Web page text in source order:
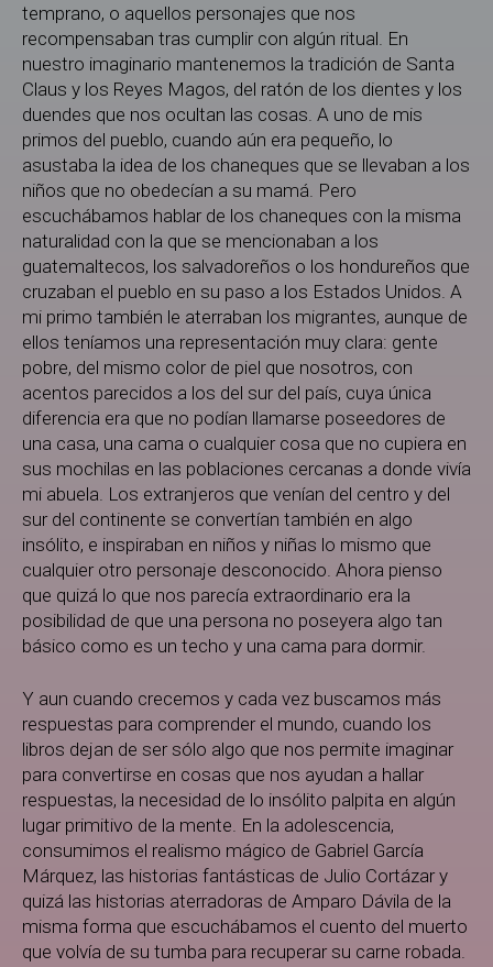
temprano, o aquellos personajes que nos
recompensaban tras cumplir con algún ritual. En
nuestro imaginario mantenemos la tradición de Santa
Claus y los Reyes Magos, del ratón de los dientes y los
duendes que nos ocultan las cosas. A uno de mis
primos del pueblo, cuando aún era pequeño, lo
asustaba la idea de los chaneques que se llevaban a los
niños que no obedecían a su mamá. Pero
escuchábamos hablar de los chaneques con la misma
naturalidad con la que se mencionaban a los
guatemaltecos, los salvadoreños o los hondureños que
cruzaban el pueblo en su paso a los Estados Unidos. A
mi primo también le aterraban los migrantes, aunque de
ellos teníamos una representación muy clara: gente
pobre, del mismo color de piel que nosotros, con
acentos parecidos a los del sur del país, cuya única
diferencia era que no podían llamarse poseedores de
una casa, una cama o cualquier cosa que no cupiera en
sus mochilas en las poblaciones cercanas a donde vivía
mi abuela. Los extranjeros que venían del centro y del
sur del continente se convertían también en algo
insólito, e inspiraban en niños y niñas lo mismo que
cualquier otro personaje desconocido. Ahora pienso
que quizá lo que nos parecía extraordinario era la
posibilidad de que una persona no poseyera algo tan
básico como es un techo y una cama para dormir.
Y aun cuando crecemos y cada vez buscamos más
respuestas para comprender el mundo, cuando los
libros dejan de ser sólo algo que nos permite imaginar
para convertirse en cosas que nos ayudan a hallar
respuestas, la necesidad de lo insólito palpita en algún
lugar primitivo de la mente. En la adolescencia,
consumimos el realismo mágico de Gabriel García
Márquez, las historias fantásticas de Julio Cortázar y
quizá las historias aterradoras de Amparo Dávila de la
misma forma que escuchábamos el cuento del muerto
que volvía de su tumba para recuperar su carne robada.